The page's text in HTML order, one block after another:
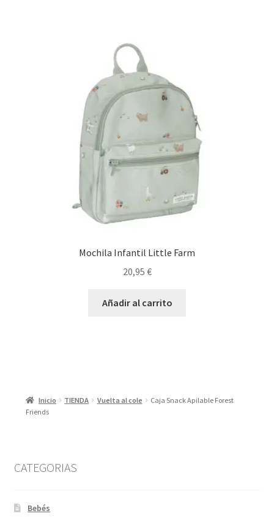
Mochila Infantil Little Farm
20,95 €
Añadir al carrito
Inicio TIENDA Vuelta al cole
Caja Snack Apilable Forest
Friends
CATEGORIAS
Bebés